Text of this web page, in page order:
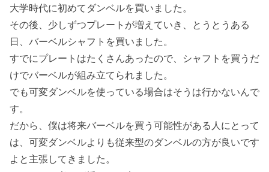
大学時代に初めてダンベルを買いました。
その後、少しずつプレートが増えていき、とうとうある
日、バーベルシャフトを買いました。
すでにプレートはたくさんあったので、シャフトを買うだ
けでバーベルが組み立てられました。
でも可変ダンベルを使っている場合はそうは行かないんで
す。
だから、僕は将来バーベルを買う可能性がある人にとって
は、可変ダンベルよりも従来型のダンベルの方が良いです
よと主張してきました。